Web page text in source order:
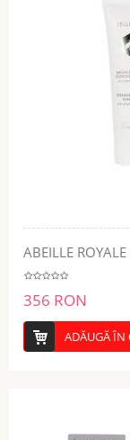
ABEILLE
356 RON
ADĂUGĂ ÎN